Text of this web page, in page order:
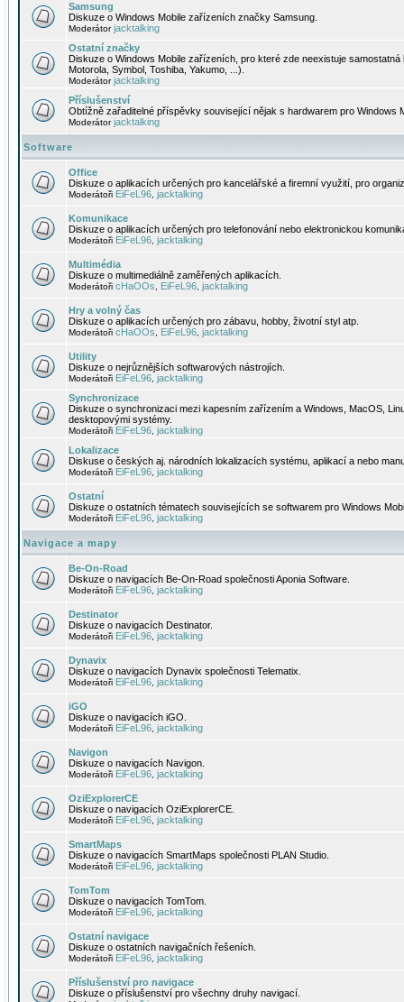
Samsung
Diskuze o Windows Mobile zařízeních značky Samsung.
Moderátorjacktalking
Ostatní značky
Diskuze o Windows Mobile zařízeních, pro které zde neexistuje
Motorola, Symbol, Toshiba, Yakumo, ...).
Moderátorjacktalking
Příslušenství
Obtížně zařaditelné příspěvky související nějak s hardwarem pro Windows
Moderátorjacktalking
Software
Office
Diskuze o aplikacích určených pro kancelářské a firemní využití, pro
Moderátoři EiFeL96 jacktalking
Komunikace
Diskuze o aplikacích určených pro telefonování nebo elektronickou
Moderátoři EiFeL96 jacktalking
Multimédia
Diskuze o multimediálně zaměřených aplikacích.
Moderátoři cHaOOs EiFeL96 jacktalking
Hry a volný čas
Diskuze o aplikacích určených pro zábavu, hobby, životní styl atp.
Moderátoři cHaOOs EiFeL96 jacktalking
Utility
Diskuze o nejrůznějších softwarových nástrojích.
Moderátoři EiFeL96 jacktalking
Synchronizace
Diskuze o synchronizaci mezi kapesním zařízením a Windows, MacOS,
desktopovými systémy.
Moderátoři EiFeL96 jacktalking
Lokalizace
Diskuse o českých aj. národních lokalizacích systému, aplikací a nebo
Moderátoři EiFeL96 jacktalking
Ostatní
Diskuze o ostatních tématech souvisejících se softwarem pro Windows
Moderátoři EiFeL96 jacktalking
Navigace a mapy
Be-On-Road
Diskuze o navigacích Be-On-Road společnosti Aponia Software.
Moderátoři EiFeL96 jacktalking
Destinator
Diskuze o navigacích Destinator.
Moderátoři EiFeL96 jacktalking
Dynavix
Diskuze o navigacích Dynavix společnosti Telematix.
Moderátoři EiFeL96 jacktalking
iGO
Diskuze o navigacích iGO.
Moderátoři EiFeL96 jacktalking
Navigon
Diskuze o navigacích Navigon.
Moderátoři EiFeL96 jacktalking
OziExplorerCE
Diskuze o navigacích OziExplorerCE.
Moderátoři EiFeL96 jacktalking
SmartMaps
Diskuze o navigacích SmartMaps společnosti PLAN Studio.
Moderátoři EiFeL96 jacktalking
TomTom
Diskuze o navigacích TomTom.
Moderátoři EiFeL96 jacktalking
Ostatní navigace
Diskuze o ostatních navigačních řešeních.
Moderátoři EiFeL96 jacktalking
Příslušenství pro navigace
Diskuze o příslušenství pro všechny druhy navigací.